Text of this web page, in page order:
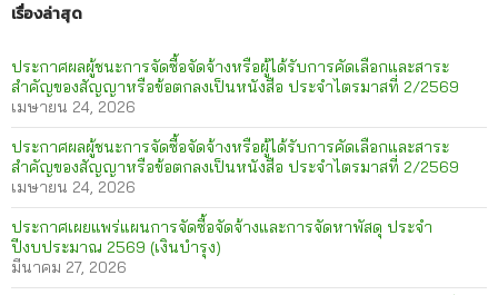
เรื่องล่าสุด
ประกาศผลผู้ชนะการจัดซื้อจัดจ้างหรือผู้ได้รับการคัดเลือกและสาระ
สำคัญของสัญญาหรือข้อตกลงเป็นหนังสือ ประจำไตรมาสที่ 2/2569
เมษายน 24, 2026
ประกาศผลผู้ชนะการจัดซื้อจัดจ้างหรือผู้ได้รับการคัดเลือกและสาระ
สำคัญของสัญญาหรือข้อตกลงเป็นหนังสือ ประจำไตรมาสที่ 2/2569
เมษายน 24, 2026
ประกาศเผยแพร่แผนการจัดซื้อจัดจ้างและการจัดหาพัสดุ ประจำ
ปีงบประมาณ 2569 (เงินบำรุง)
มีนาคม 27, 2026